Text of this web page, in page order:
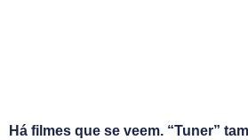
Há filmes que se veem. “Tuner”